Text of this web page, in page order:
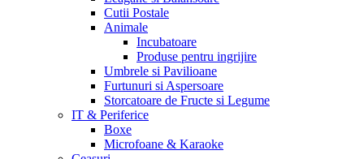
Cutii Postale
Animale
Incubatoare
Produse pentru ingrijire
Umbrele si Pavilioane
Furtunuri si Aspersoare
Storcatoare de Fructe si Legume
IT & Periferice
Boxe
Microfoane & Karaoke